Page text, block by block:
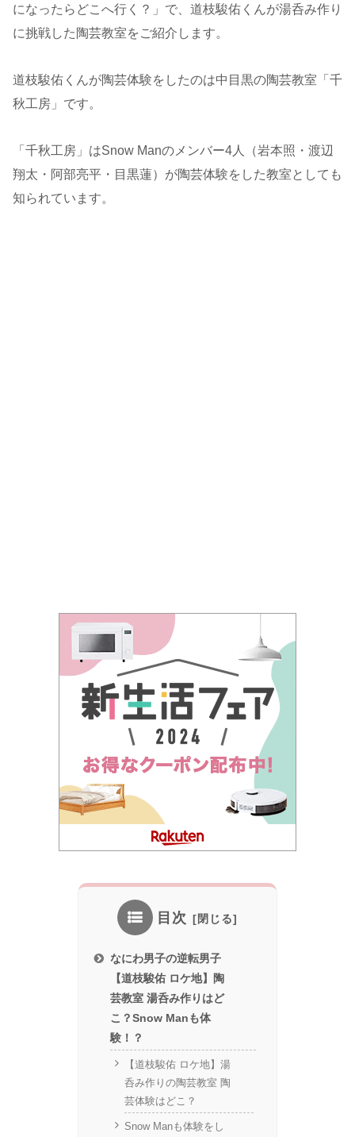
になったらどこへ行く？」で、道枝駿佑くんが湯呑み作り
に挑戦した陶芸教室をご紹介します。
道枝駿佑くんが陶芸体験をしたのは中目黒の陶芸教室「千
秋工房」です。
「千秋工房」はSnow Manのメンバー4人（岩本照・渡辺
翔太・阿部亮平・目黒蓮）が陶芸体験をした教室としても
知られています。
目次
なにわ男子の逆転男子
【道枝駿佑 ロケ地】陶
芸教室 湯呑み作りはど
こ？Snow Manも体
験！？
【道枝駿佑 ロケ地】湯
呑み作りの陶芸教室 陶
芸体験はどこ？
Snow Manも体験をし